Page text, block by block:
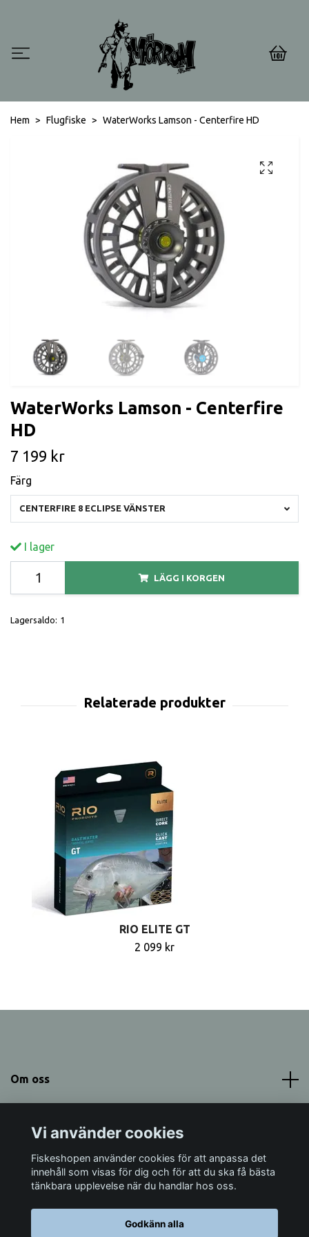
0
Hem Flugfiske WaterWorks Lamson - Centerfire HD
WaterWorks Lamson - Centerfire
HD
7 199 kr
Färg
CENTERFIRE 8 ECLIPSE VÄNSTER
I lager
LÄGG I KORGEN
Lagersaldo: 1
RIO ELITE GT
2 099 kr
Om oss
Sociala medier
Vi använder cookies
Fiskeshopen använder cookies för att anpassa det
innehåll som visas för dig och för att du ska få bästa
tänkbara upplevelse när du handlar hos oss.
Godkänn alla